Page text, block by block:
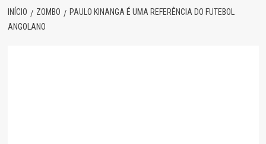
INÍCIO ZOMBO
PAULO KINANGA É UMA REFERÊNCIA DO FUTEBOL
ANGOLANO